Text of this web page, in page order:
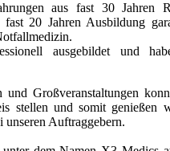
aus fast 30 Jahren
20 Jahren Ausbildung
ausgebildet und
und Großveranstaltungen
stellen und somit genießen
unseren Auftraggebern.